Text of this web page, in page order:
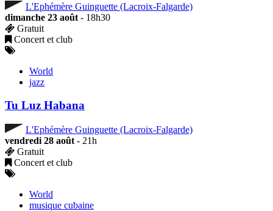
L'Ephémère Guinguette (Lacroix-Falgarde)
dimanche 23 août - 18h30
Gratuit
Concert et club
World
jazz
Tu Luz Habana
L'Ephémère Guinguette (Lacroix-Falgarde)
vendredi 28 août - 21h
Gratuit
Concert et club
World
musique cubaine